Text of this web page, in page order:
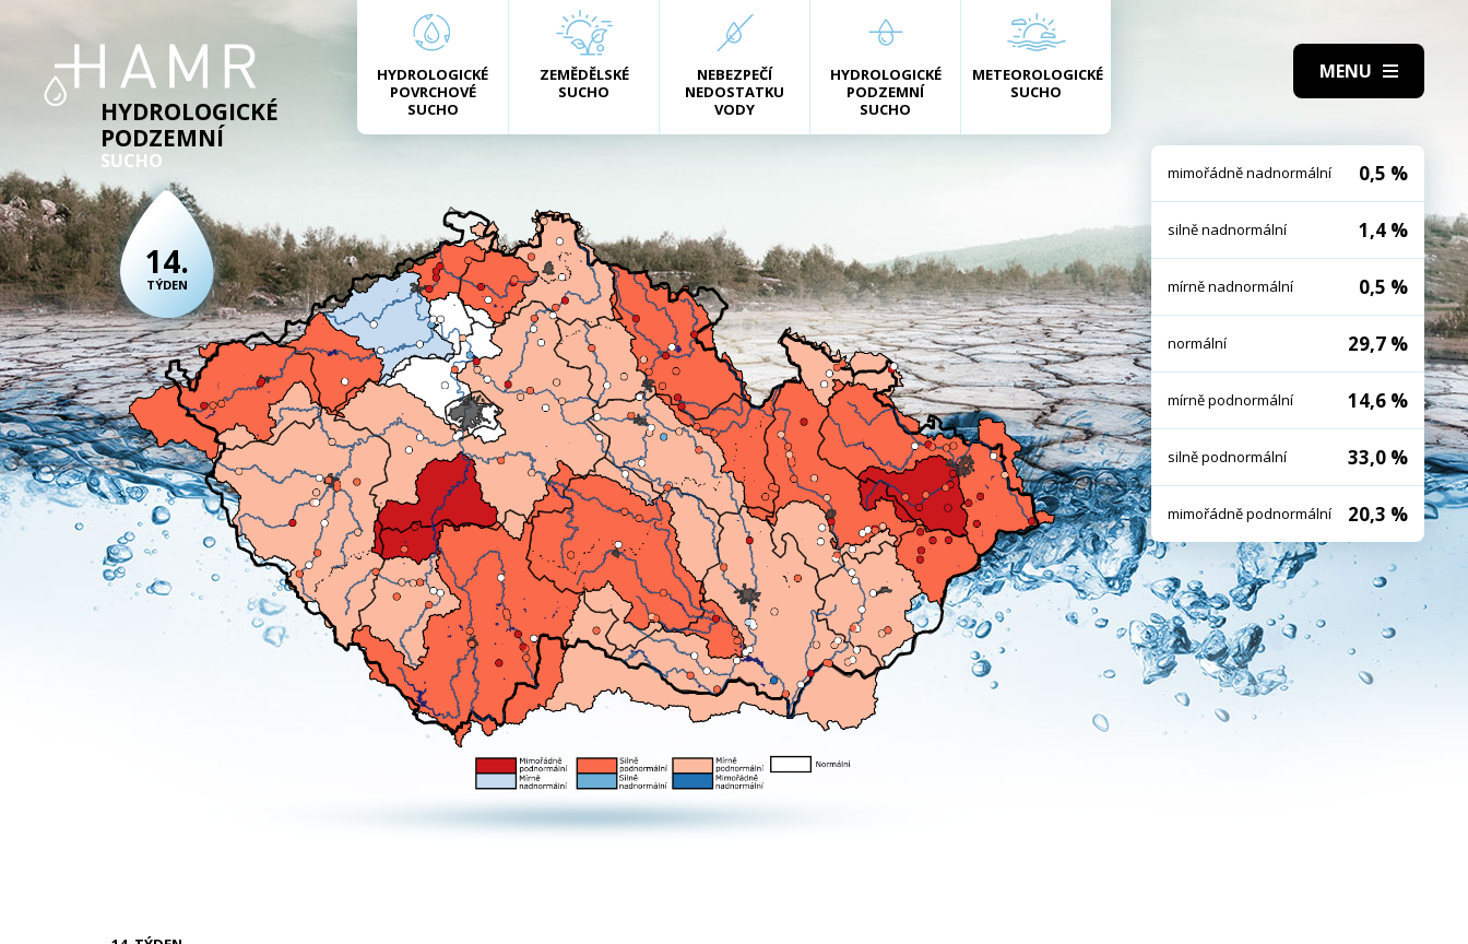
HYDROLOGICKÉ
POVRCHOVÉ
SUCHO
ZEMĚDĚLSKÉ
SUCHO
NEBEZPEČÍ
NEDOSTATKU
VODY
HYDROLOGICKÉ
PODZEMNÍ
SUCHO
METEOROLOGICKÉ
SUCHO
HYDROLOGICKÉ
PODZEMNÍ
SUCHO
14.
TÝDEN
mimořádně nadnormální 0,5 %
silně nadnormální 1,4 %
mírně nadnormální 0,5 %
normální 29,7 %
mírně podnormální 14,6 %
silně podnormální 33,0 %
mimořádně podnormální 20,3 %